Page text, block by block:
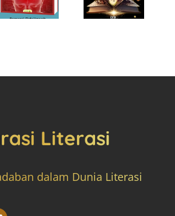
Literasi
dalam Dunia Literasi